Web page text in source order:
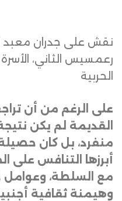
نقش على جدران معبد
الحربية
على الرغم من أن
القديمة لم يكن
منفرد، بل كان
أبرزها التنافس على
مع السلطة، وعوامل
وهيمنة ثقافية